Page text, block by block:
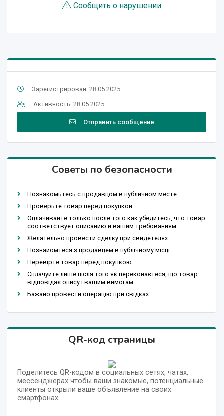
Сообщить о нарушении
Зарегистрирован: 28.05.2025
Активность: 28.05.2025
Отправить сообщение
Советы по безопасности
Познакомьтесь с продавцом в публичном месте
Проверьте товар перед покупкой
Оплачивайте только после того как убедитесь, что товар
соответствует описанию и вашим требованиям
Желательно провести сделку при свидетелях
Познайомтеся з продавцем в публічному місці
Перевірте товар перед покупкою
Сплачуйте лише після того як переконаєтеся, що товар
відповідає опису і вашим вимогам
Бажано провести операцію при свідках
QR-код страницы
Поделитесь QR-кодом в социальных сетях, чатах,
мессенджерах чтобы ваши знакомые, потенциальные
клиенты открыли ваше объявление на своих
смартфонах.